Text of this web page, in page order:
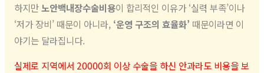
하지만노안백내장수술비용이 합리적인 이유가 ‘실력 부족’이나
‘저가 장비’ 때문이 아니라, ‘운영 구조의 효율화’ 때문이라면 이
야기는 달라집니다.
실제로 지역에서 20000회 이상 수술을 하신 안과라도 비용을 보